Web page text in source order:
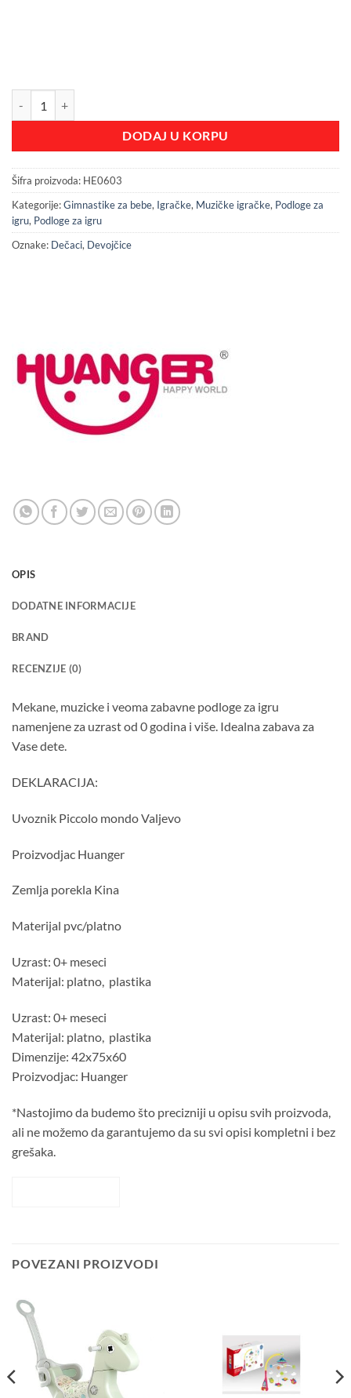
DODAJ U KORPU
Šifra proizvoda: HE0603
Kategorije:Gimnastike za bebe, Igračke, Muzičke igračke, Podloge za
igru, Podloge za igru
Oznake: Dečaci, Devojčice
OPIS
DODATNE INFORMACIJE
BRAND
RECENZIJE (0)
Mekane, muzicke i veoma zabavne podloge za igru
namenjene za uzrast od 0 godina i više. Idealna zabava za
Vase dete.
DEKLARACIJA:
Uvoznik Piccolo mondo Valjevo
Proizvodjac Huanger
Zemlja porekla Kina
Materijal pvc/platno
Uzrast: 0+ meseci
Materijal: platno, plastika
Uzrast: 0+ meseci
Materijal: platno, plastika
Dimenzije: 42x75x60
Proizvodjac: Huanger
*Nastojimo da budemo što precizniji u opisu svih proizvoda,
ali ne možemo da garantujemo da su svi opisi kompletni i bez
grešaka.
POVEZANI PROIZVODI